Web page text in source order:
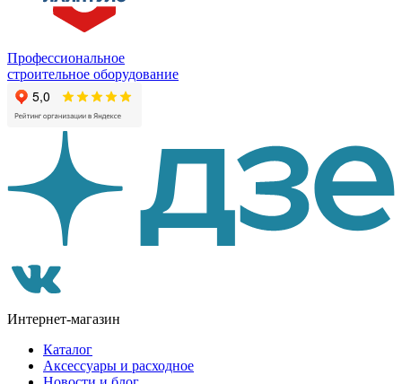
Профессиональное
строительное оборудование
Интернет-магазин
Каталог
Аксессуары и расходное